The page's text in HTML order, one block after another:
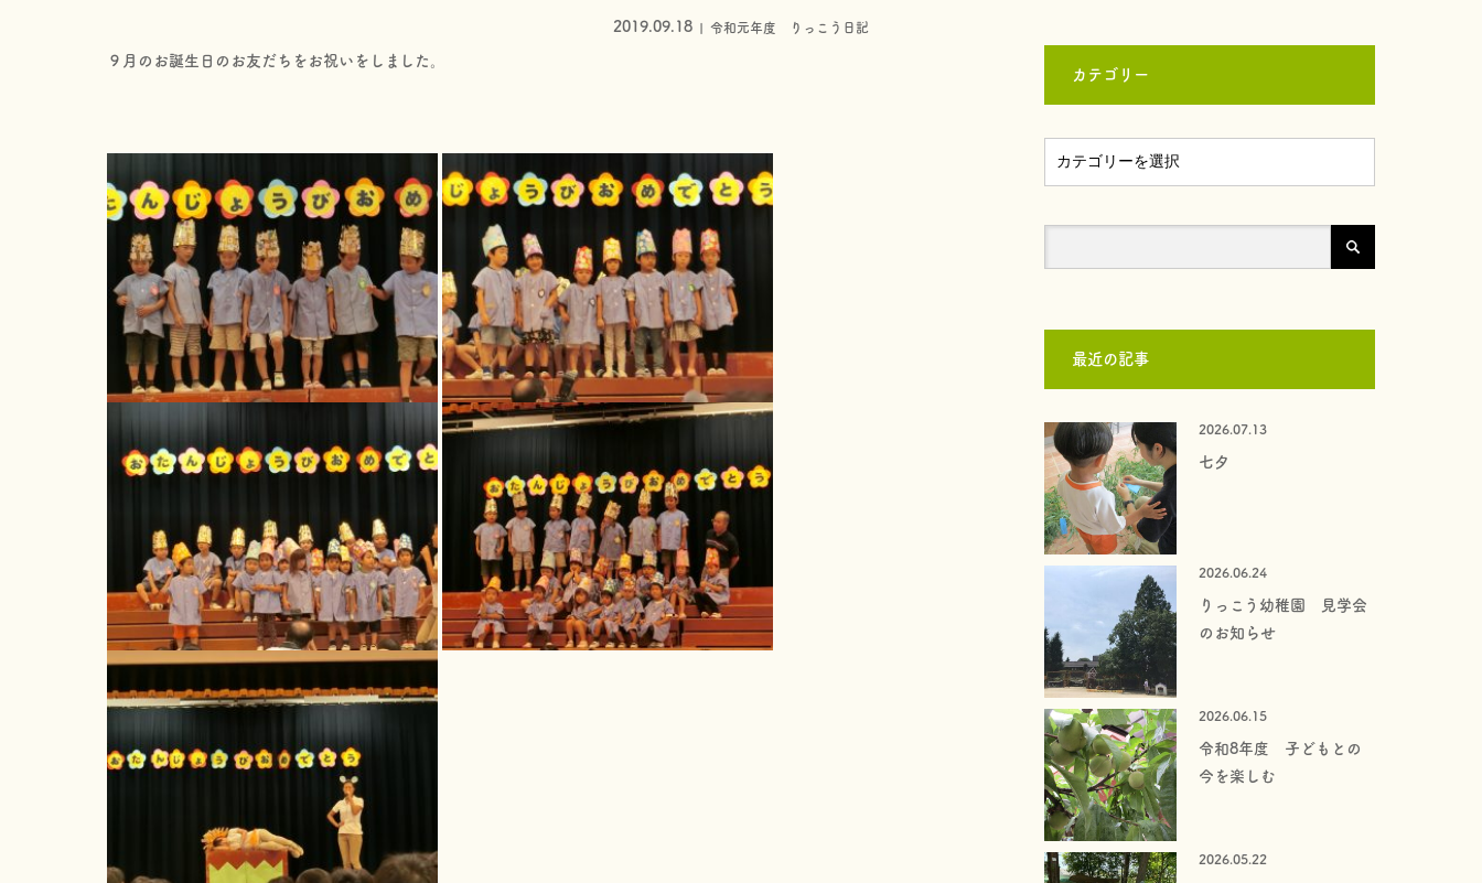
2019.09.18 令和元年度 りっこう日記
９月のお誕生日のお友だちをお祝いをしました。
カテゴリー
最近の記事
2026.07.13
七夕
2026.06.24
りっこう幼稚園 見学会
のお知らせ
2026.06.15
令和8年度 子どもとの
今を楽しむ
2026.05.22